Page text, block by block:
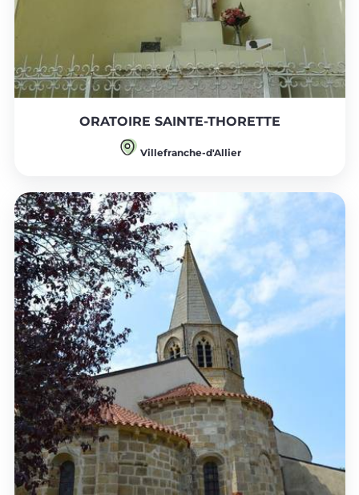
ORATOIRE SAINTE-THORETTE
Villefranche-d'Allier